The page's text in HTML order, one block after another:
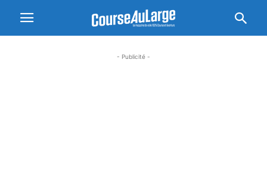
- Publicité -